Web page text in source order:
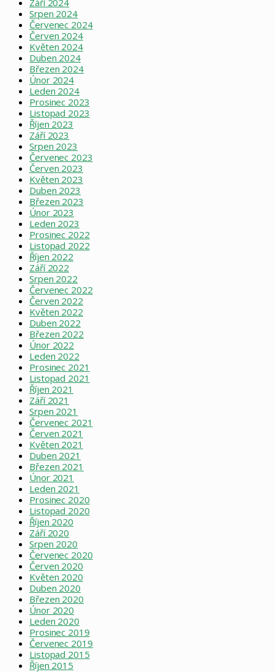
Srpen 2024
Červenec 2024
Červen 2024
Květen 2024
Duben 2024
Březen 2024
Únor 2024
Leden 2024
Prosinec 2023
Listopad 2023
Říjen 2023
Září 2023
Srpen 2023
Červenec 2023
Červen 2023
Květen 2023
Duben 2023
Březen 2023
Únor 2023
Leden 2023
Prosinec 2022
Listopad 2022
Říjen 2022
Září 2022
Srpen 2022
Červenec 2022
Červen 2022
Květen 2022
Duben 2022
Březen 2022
Únor 2022
Leden 2022
Prosinec 2021
Listopad 2021
Říjen 2021
Září 2021
Srpen 2021
Červenec 2021
Červen 2021
Květen 2021
Duben 2021
Březen 2021
Únor 2021
Leden 2021
Prosinec 2020
Listopad 2020
Říjen 2020
Září 2020
Srpen 2020
Červenec 2020
Červen 2020
Květen 2020
Duben 2020
Březen 2020
Únor 2020
Leden 2020
Prosinec 2019
Červenec 2019
Listopad 2015
Říjen 2015